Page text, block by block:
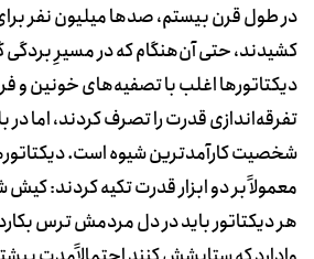
در طول قرن بیستم، صدها میلیون نفر
کشیدند، حتی آن‌هنگام که در مسیرِ بردگی
دیکتاتورها اغلب با تصفیه‌های خونین و
تفرقه‌اندازی قدرت را تصرف کردند، اما
شخصیت کارآمدترین شیوه است.
معمولاً بر دو ابزار قدرت تکیه کردند:
هر دیکتاتور باید در دل مردمش ترس بکارد،